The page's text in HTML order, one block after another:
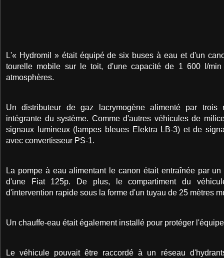
L'« Hydromil » était équipé de six buses à eau et d'un
tourelle mobile sur le toit, d'une capacité de 1 600 l/
atmosphères.
Un distributeur de gaz lacrymogène alimenté par trois
intégrante du système. Comme d'autres véhicules de
signaux lumineux (lampes bleues Elektra LB-3) et de
avec convertisseur PS-1.
La pompe à eau alimentant le canon était entraînée par un
d'une Fiat 125p. De plus, le compartiment du
d'intervention rapide sous la forme d'un tuyau de 25 mètres
Un chauffe-eau était également installé pour protéger
Le véhicule pouvait être raccordé à un réseau